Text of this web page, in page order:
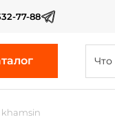
77-88
khamsin